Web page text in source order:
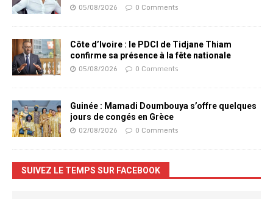
05/08/2026 0 Comments
Côte d’Ivoire : le PDCI de Tidjane Thiam
confirme sa présence à la fête nationale
05/08/2026 0 Comments
Guinée : Mamadi Doumbouya s’offre quelques
jours de congés en Grèce
02/08/2026 0 Comments
SUIVEZ LE TEMPS SUR FACEBOOK